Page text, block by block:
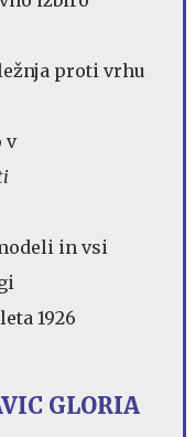
proti vrhu
v
in vsi
1926
GLORIA